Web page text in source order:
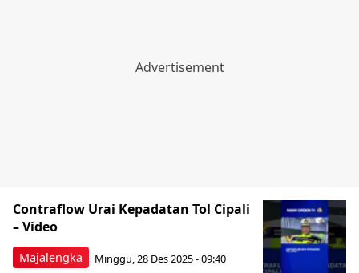
Majalengka
Contraflow Urai Kepadatan Tol Cipali
– Video
Minggu, 28 Des 2025 - 09:40